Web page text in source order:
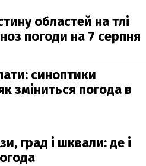
областей на тлі
погоди на 7 серпня
синоптики
зміниться погода в
град і шквали: де і